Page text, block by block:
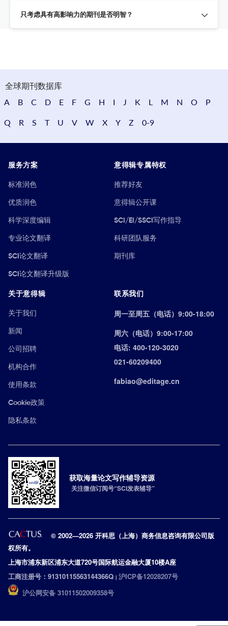
只考虑具有高影响力的期刊是否明智？
全球期刊数据库
A
B C D E F G H I J K L M N O P
Q R S T U V W X Y Z 0-9